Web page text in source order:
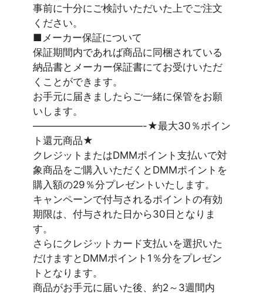
事前に十分にご検討いただいた上でご注文
ください。
■メーカー保証について
保証期間内であれば商品に同梱されている
納品書とメーカー保証書にてお受けいただ
くことができます。
お手元に届きましたらご一緒に保管をお願
いします。
———————————-★最大30％ポイン
ト還元商品★
クレジットまたはDMMポイント支払いで対
象商品をご購入いただくとDMMポイントを
購入額の29％分プレゼントいたします。
キャンペーンで付与されるポイントの有効
期限は、付与された日から30日となりま
す。
さらにクレジットカード支払いを選択いた
だけますとDMMポイント1％分をプレゼン
トとなります。
商品がお手元に届いた後、約2～3週間内